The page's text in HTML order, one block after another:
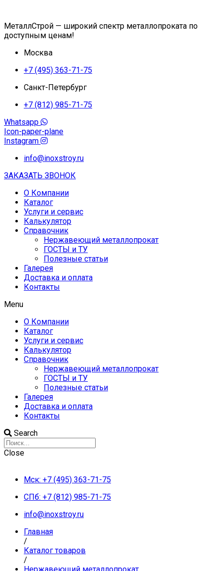
МеталлСтрой — широкий спектр металлопроката по
доступным ценам!
Москва
+7 (495) 363-71-75
Санкт-Петербург
+7 (812) 985-71-75
Whatsapp
Icon-paper-plane
Instagram
info@inoxstroy.ru
ЗАКАЗАТЬ ЗВОНОК
О Компании
Каталог
Услуги и сервис
Калькулятор
Справочник
Нержавеющий металлопрокат
ГОСТЫ и ТУ
Полезные статьи
Галерея
Доставка и оплата
Контакты
Menu
О Компании
Каталог
Услуги и сервис
Калькулятор
Справочник
Нержавеющий металлопрокат
ГОСТЫ и ТУ
Полезные статьи
Галерея
Доставка и оплата
Контакты
Search
Close
Мск: +7 (495) 363-71-75
СПб: +7 (812) 985-71-75
info@inoxstroy.ru
Главная
/
Каталог товаров
/